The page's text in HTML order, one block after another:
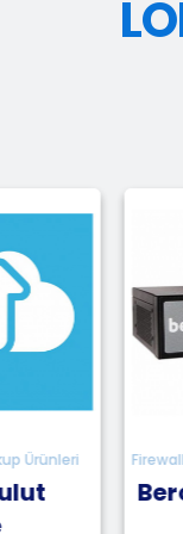
Güvenlik Duvarı Ürünleri